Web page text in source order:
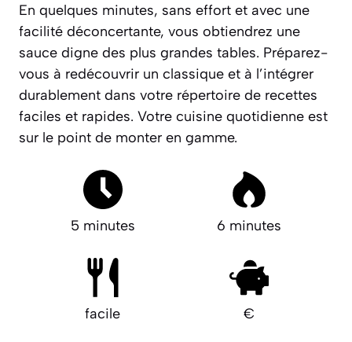
En quelques minutes, sans effort et avec une
facilité déconcertante, vous obtiendrez une
sauce digne des plus grandes tables. Préparez-
vous à redécouvrir un classique et à l’intégrer
durablement dans votre répertoire de recettes
faciles et rapides. Votre cuisine quotidienne est
sur le point de monter en gamme.
5 minutes 6 minutes
facile €